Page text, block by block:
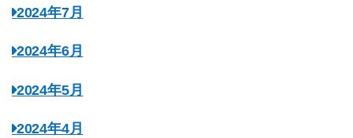
2024年7月
2024年6月
2024年5月
2024年4月